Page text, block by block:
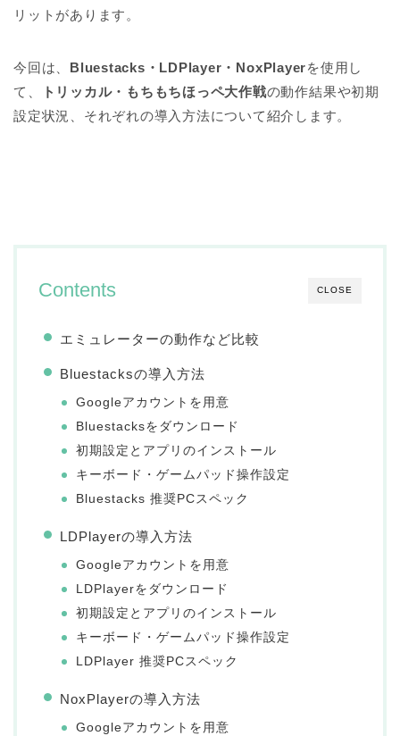
リットがあります。
今回は、 Bluestacks・LDPlayer・NoxPlayerを使用し
て、
トリッカル・もちもちほっペ大作戦の動作結果や初期
設定状況、それぞれの導入方法について紹介します。
CLOSE
Contents
エミュレーターの動作など比較
Bluestacksの導入方法
Googleアカウントを用意
Bluestacksをダウンロード
初期設定とアプリのインストール
キーボード・ゲームパッド操作設定
Bluestacks 推奨PCスペック
LDPlayerの導入方法
Googleアカウントを用意
LDPlayerをダウンロード
初期設定とアプリのインストール
キーボード・ゲームパッド操作設定
LDPlayer 推奨PCスペック
NoxPlayerの導入方法
Googleアカウントを用意